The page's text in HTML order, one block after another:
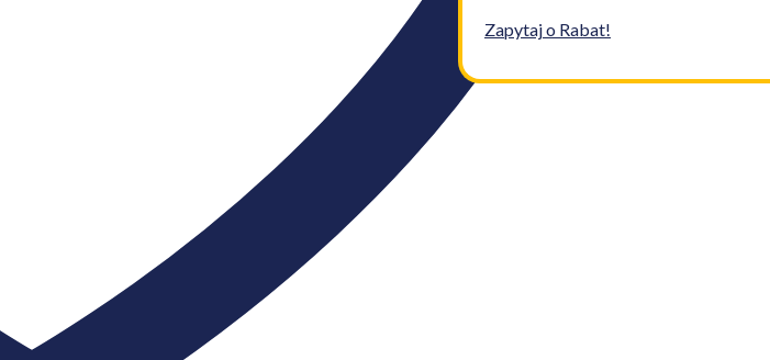
Zapytaj o Rabat!